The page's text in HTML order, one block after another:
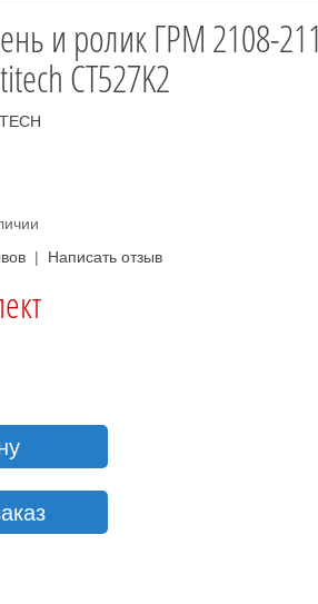
и ролик ГРМ 2108-
CT527K2
| Написать отзыв